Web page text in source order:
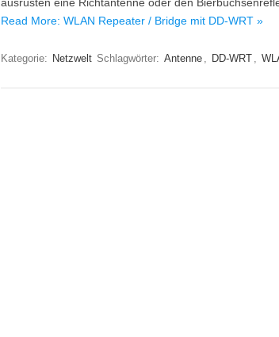
Read More: WLAN Repeater / Bridge mit DD-WRT »
Kategorie: Netzwelt Schlagwörter: Antenne , DD-WRT ,